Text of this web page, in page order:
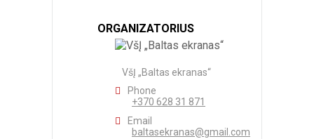
ORGANIZATORIUS
VšĮ „Baltas ekranas“
Phone
+370 628 31 871
Email
baltasekranas@gmail.com